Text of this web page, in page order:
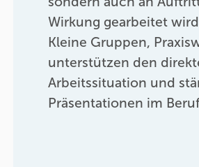
Wirkung gearbeitet
Kleine Gruppen,
unterstützen den
Arbeitssituation und
Präsentationen im